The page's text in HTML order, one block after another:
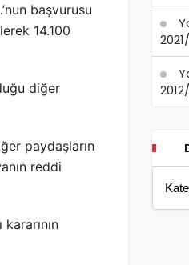
başvurusu
14.100
diğer
paydaşların
reddi